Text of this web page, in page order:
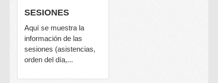
SESIONES
Aquí se muestra la
información de las
sesiones (asistencias,
orden del día,...